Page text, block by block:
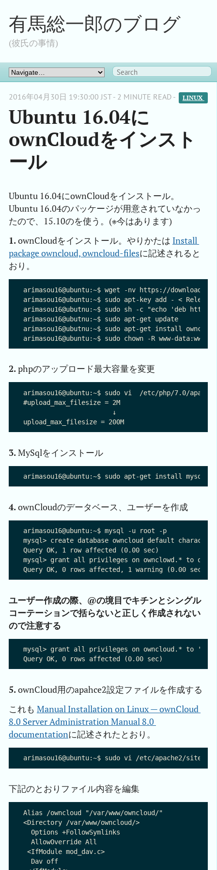
有馬総一郎のブログ
(彼氏の事情)
2016年04月30日 19:30:00 JST - 2 MINUTE READ - LINUX
Ubuntu 16.04に
ownCloudをインスト
ール
Ubuntu 16.04にownCloudをインストール。
Ubuntu 16.04のパッケージが用意されていなかっ
たので、15.10のを使う。(※今はあります)
1.ownCloudをインストール。やりかたは Install
package owncloud, owncloud-filesに記述されると
おり。
arimasou16@ubuntu:~$ wget -nv https://
arimasou16@ubuntu:~$ sudo apt-key add - <
arimasou16@ubutnu:~$ sudo sh -c "echo 'deb
arimasou16@ubutnu:~$ sudo apt-get update
arimasou16@ubutnu:~$ sudo apt-get install owncloud
2.phpのアップロード最大容量を変更
arimasou16@ubuntu:~$ sudo vi  /etc/php/7.0/
#upload_max_filesize = 2M
                       ↓
3.MySqlをインストール
4.ownCloudのデータベース、ユーザーを作成
arimasou16@ubuntu:~$ mysql -u root -p
mysql> create database owncloud default
Query OK, 1 row affected (0.00 sec)
mysql> grant all privileges on ownclowd.* to
ユーザー作成の際、@の境目でキチンとシングル
コーテーションで括らないと正しく作成されない
ので注意する
mysql> grant all privileges on owncloud.* to
5.ownCloud用のapahce2設定ファイルを作成する
これも Manual Installation on Linux — ownCloud
8.0 Server Administration Manual 8.0
documentationに記述されたとおり。
下記のとおりファイル内容を編集
Alias /owncloud "/var/www/owncloud/"
<Directory /var/www/owncloud/>
  Options +FollowSymlinks
  AllowOverride All
<IfModule mod_dav.c>
  Dav off